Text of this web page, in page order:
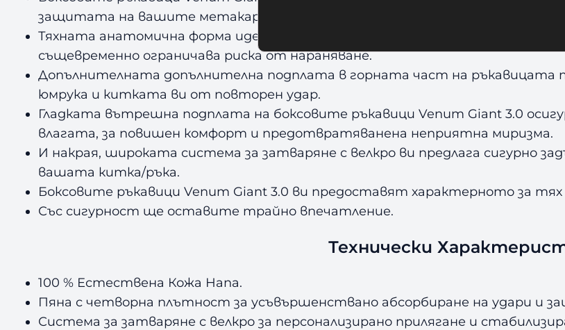
защитата на вашите метакарпални кости, фаланги и палеца, без да
Тяхната анатомична форма идеално прегръща формата на вашите юмруци
същевременно ограничава риска от нараняване.
Допълнителната допълнителна подплата в горната част на ръкавицата
юмрука и китката ви от повторен удар.
Гладката вътрешна подплата на боксовите ръкавици Venum Giant 3.0
влагата, за повишен комфорт и предотвратяванена неприятна миризма.
И накрая, широката система за затваряне с велкро ви предлага сигурно
вашата китка/ръка.
Боксовите ръкавици Venum Giant 3.0 ви предоставят характерното за тях
Със сигурност ще оставите трайно впечатление.
Технически
100 % Естествена Кожа Напа.
Пяна с четворна плътност за усъвършенствано абсорбиране на удари и
Система за затваряне с велкро за персонализирано прилягане и